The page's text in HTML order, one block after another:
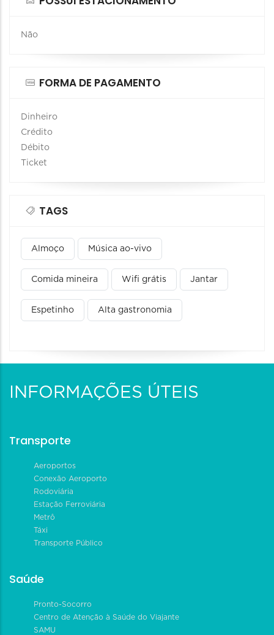
Não
FORMA DE PAGAMENTO
Dinheiro
Crédito
Débito
Ticket
TAGS
Almoço Música ao-vivo
Comida mineira Wifi grátis Jantar
Espetinho Alta gastronomia
INFORMAÇÕES ÚTEIS
Transporte
Aeroportos
Conexão Aeroporto
Rodoviária
Estação Ferroviária
Metrô
Táxi
Transporte Público
Saúde
Pronto-Socorro
Centro de Atenção à Saúde do Viajante
SAMU